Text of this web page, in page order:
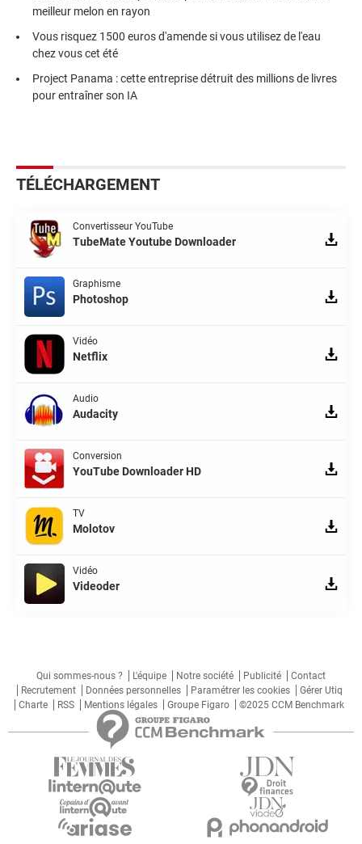
meilleur melon en rayon
Vous risquez 1500 euros d'amende si vous utilisez de l'eau
chez vous cet été
Project Panama : cette entreprise détruit des millions de livres
pour entraîner son IA
TÉLÉCHARGEMENT
Convertisseur YouTube
TubeMate Youtube Downloader
Graphisme
Photoshop
Vidéo
Netflix
Audio
Audacity
Conversion
YouTube Downloader HD
TV
Molotov
Vidéo
Videoder
Qui sommes-nous ? L'équipe Notre société Publicité
Contact
Recrutement
Données personnelles Paramétrer les cookies
Gérer Utiq
Charte
RSS Mentions légales Groupe Figaro ©2025 CCM Benchmark